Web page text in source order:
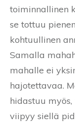
toiminnallinen
se tottuu
kohtuullinen
Samalla
mahalle ei
hajotettavaa.
hidastuu
viipyy siellä